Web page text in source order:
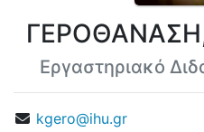
Εργαστηριακό
kgero@ihu.gr